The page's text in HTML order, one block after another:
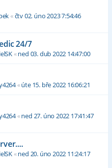
«čtv 02. úno 2023 7:54:46
24/7
«ned 03. dub 2022 14:47:00
«úte 15. bře 2022 16:06:21
«ned 27. úno 2022 17:41:47
«ned 20. úno 2022 11:24:17